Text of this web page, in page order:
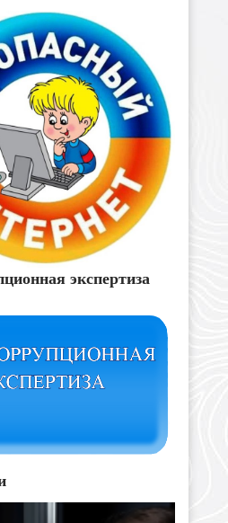
экспертиза